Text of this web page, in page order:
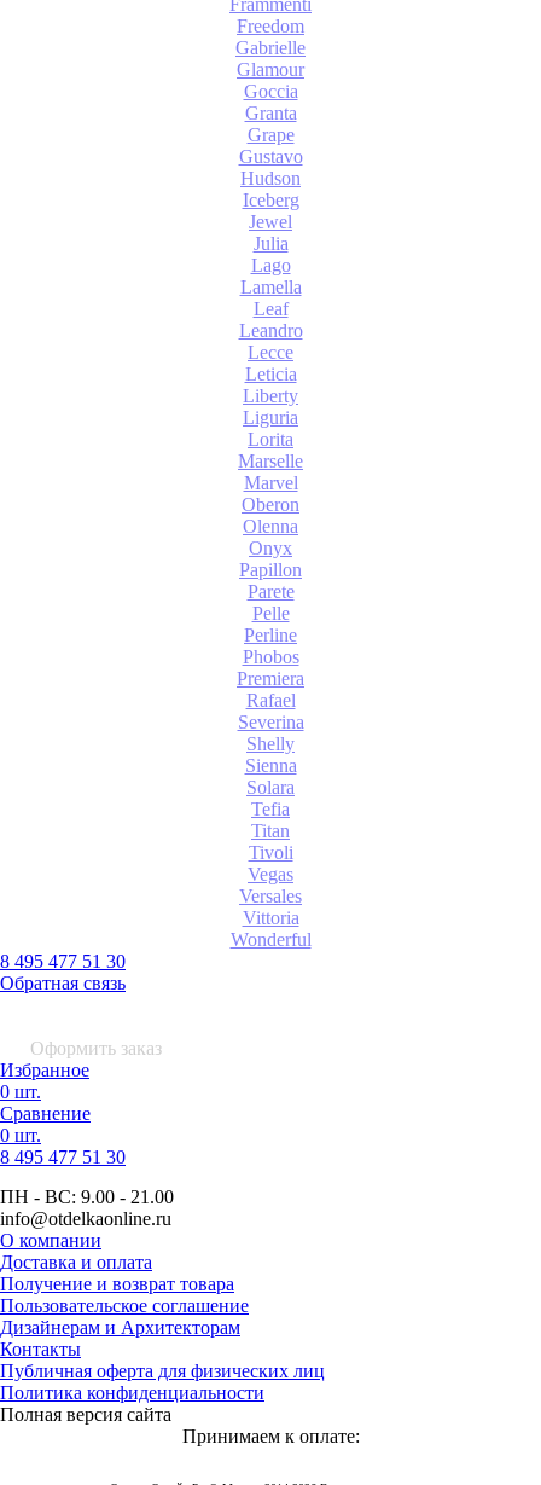
Freedom
Gabrielle
Glamour
Goccia
Granta
Grape
Gustavo
Hudson
Iceberg
Jewel
Julia
Lago
Lamella
Leaf
Leandro
Lecce
Leticia
Liberty
Liguria
Lorita
Marselle
Marvel
Oberon
Olenna
Onyx
Papillon
Parete
Pelle
Perline
Phobos
Premiera
Rafael
Severina
Shelly
Sienna
Solara
Tefia
Titan
Tivoli
Vegas
Versales
Vittoria
Wonderful
8 495 477 51 30
Обратная связь
Оформить заказ
Избранное
0 шт.
Сравнение
0 шт.
8 495 477 51 30
ПН - ВС: 9.00 - 21.00
info@otdelkaonline.ru
О компании
Доставка и оплата
Получение и возврат товара
Пользовательское соглашение
Дизайнерам и Архитекторам
Контакты
Публичная оферта для физических лиц
Политика конфиденциальности
Полная версия сайта
Принимаем к оплате: